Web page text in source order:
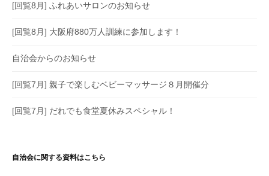
[回覧8月] ふれあいサロンのお知らせ
[回覧8月] 大阪府880万人訓練に参加します！
自治会からのお知らせ
[回覧7月] 親子で楽しむベビーマッサージ８月開催分
[回覧7月] だれでも食堂夏休みスペシャル！
自治会に関する資料はこちら